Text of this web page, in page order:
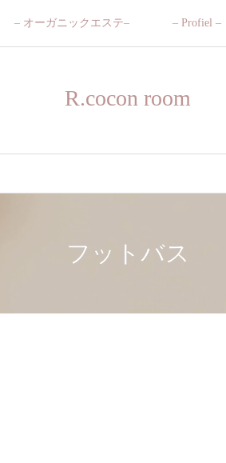
– オーガニックエステ– – Profiel –
R.cocon room
フットバス